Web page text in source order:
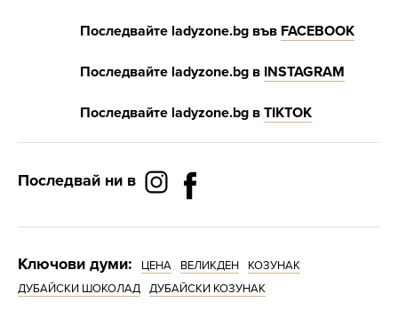
Последвайте ladyzone.bg във FACEBOOK
Последвайте ladyzone.bg в INSTAGRAM
Последвайте ladyzone.bg в ТIKTOK
Последвай ни в
Ключови думи: ЦЕНА ВЕЛИКДЕН
КОЗУНАК
ДУБАЙСКИ ШОКОЛАД
ДУБАЙСКИ КОЗУНАК